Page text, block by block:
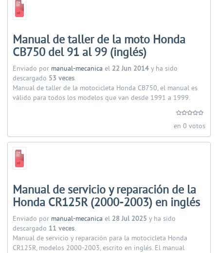
Manual de taller de la moto Honda
CB750 del 91 al 99 (inglés)
Enviado por manual-mecanica el 22 Jun 2014 y ha sido
descargado 53 veces.
Manual de taller de la motocicleta Honda CB750, el manual es
válido para todos los modelos que van desde 1991 a 1999.
en 0 votos
Manual de servicio y reparación de la
Honda CR125R (2000-2003) en inglés
Enviado por manual-mecanica el 28 Jul 2025 y ha sido
descargado 11 veces.
Manual de servicio y reparación para la motocicleta Honda
CR125R, modelos 2000-2003, escrito en inglés. El manual